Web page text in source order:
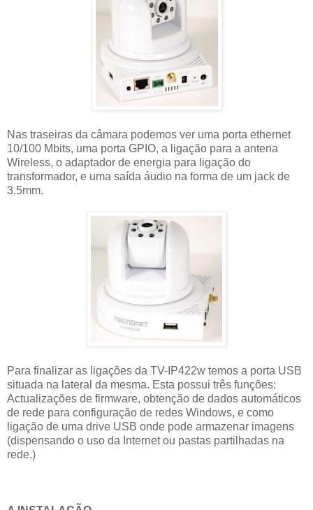
Nas traseiras da câmara podemos ver uma porta ethernet
10/100 Mbits, uma porta GPIO, a ligação para a antena
Wireless, o adaptador de energia para ligação do
transformador, e uma saída áudio na forma de um jack de
3.5mm.
Para finalizar as ligações da TV-IP422w temos a porta USB
situada na lateral da mesma. Esta possui três funções:
Actualizações de firmware, obtenção de dados automáticos
de rede para configuração de redes Windows, e como
ligação de uma drive USB onde pode armazenar imagens
(dispensando o uso da Internet ou pastas partilhadas na
rede.)